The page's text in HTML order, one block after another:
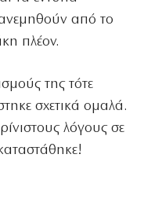
από το
πλέον.
της τότε
σχετικά ομαλά.
λόγους σε